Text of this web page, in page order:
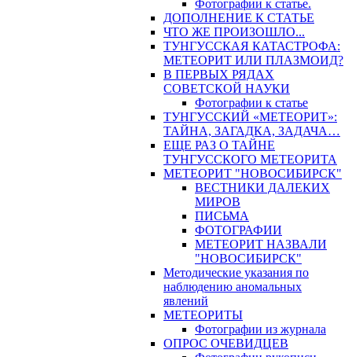
Фотографии к статье.
ДОПОЛНЕНИЕ К СТАТЬЕ
ЧТО ЖЕ ПРОИЗОШЛО...
ТУНГУССКАЯ КАТАСТРОФА:
МЕТЕОРИТ ИЛИ ПЛАЗМОИД?
В ПЕРВЫХ РЯДАХ
СОВЕТСКОЙ НАУКИ
Фотографии к статье
ТУНГУССКИЙ «МЕТЕОРИТ»:
ТАЙНА, ЗАГАДКА, ЗАДАЧА…
ЕЩЕ РАЗ О ТАЙНЕ
ТУНГУССКОГО МЕТЕОРИТА
МЕТЕОРИТ "НОВОСИБИРСК"
ВЕСТНИКИ ДАЛЕКИХ
МИРОВ
ПИСЬМА
ФОТОГРАФИИ
МЕТЕОРИТ НАЗВАЛИ
"НОВОСИБИРСК"
Методические указания по
наблюдению аномальных
явлений
МЕТЕОРИТЫ
Фотографии из журнала
ОПРОС ОЧЕВИДЦЕВ